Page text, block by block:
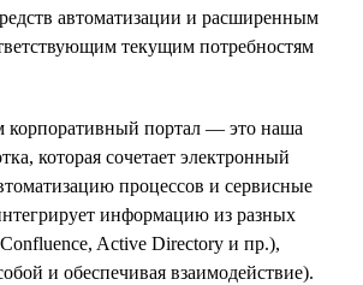
автоматизации и расширенным
текущим потребностям
корпоративный портал — это наша
которая сочетает электронный
процессов и сервисные
информацию из разных
Active Directory и пр.),
и обеспечивая взаимодействие).